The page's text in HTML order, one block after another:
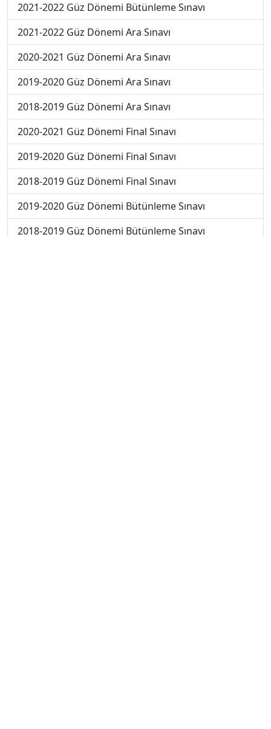
2021-2022 Güz Dönemi Bütünleme Sınavı
2021-2022 Güz Dönemi Ara Sınavı
2020-2021 Güz Dönemi Ara Sınavı
2019-2020 Güz Dönemi Ara Sınavı
2018-2019 Güz Dönemi Ara Sınavı
2020-2021 Güz Dönemi Final Sınavı
2019-2020 Güz Dönemi Final Sınavı
2018-2019 Güz Dönemi Final Sınavı
2019-2020 Güz Dönemi Bütünleme Sınavı
2018-2019 Güz Dönemi Bütünleme Sınavı